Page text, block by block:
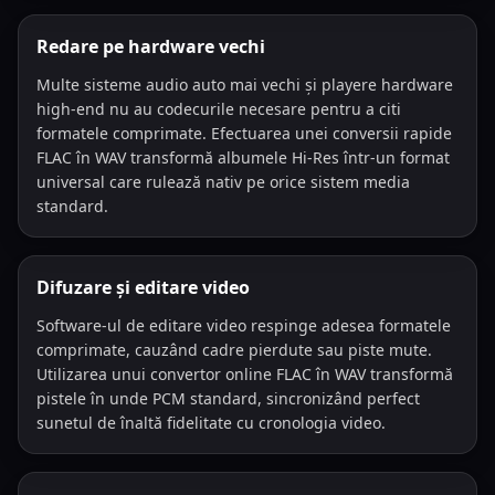
Redare pe hardware vechi
Multe sisteme audio auto mai vechi și playere hardware
high-end nu au codecurile necesare pentru a citi
formatele comprimate. Efectuarea unei conversii rapide
FLAC în WAV transformă albumele Hi-Res într-un format
universal care rulează nativ pe orice sistem media
standard.
Difuzare și editare video
Software-ul de editare video respinge adesea formatele
comprimate, cauzând cadre pierdute sau piste mute.
Utilizarea unui convertor online FLAC în WAV transformă
pistele în unde PCM standard, sincronizând perfect
sunetul de înaltă fidelitate cu cronologia video.